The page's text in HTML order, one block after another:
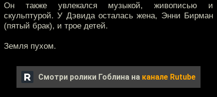
Он также увлекался музыкой, живописью и
скульптурой. У Дэвида осталась жена, Энни Бирман
(пятый брак), и трое детей.
Земля пухом.
Смотри ролики Гоблина на канале Rutube